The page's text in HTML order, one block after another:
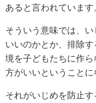
あると言われています
そういう意味では、
いいのかとか、排除
境を子どもたちに作
方がいいということに
それがいじめを防止